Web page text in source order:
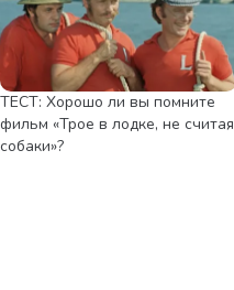
ТЕСТ: Хорошо ли вы помните
фильм «Трое в лодке, не считая
собаки»?